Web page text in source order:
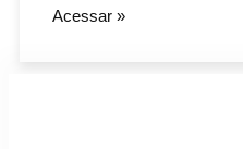
Acessar »